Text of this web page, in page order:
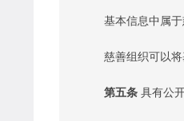
基本信息中属于
慈善组织可以将
第五条 具有公